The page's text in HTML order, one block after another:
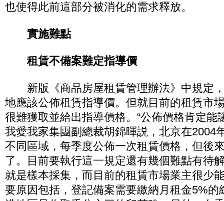
也使得此前這部分被消化的需求釋放。
實施難點
租賃不備案難定指導價
新版《商品房屋租賃管理辦法》中規定
地應該公佈租賃指導價。但就目前的租賃市
很難獲取並給出指導價格。“公佈價格肯定能
我愛我家集團副總裁胡錦暉説，北京在2004
不同區域，每季度公佈一次租賃價格，但後
了。目前要執行這一規定還有幾個難點有待
就是樣本採集，而目前的租賃市場業主很少
要原因包括，登記備案需要繳納月租金5%的